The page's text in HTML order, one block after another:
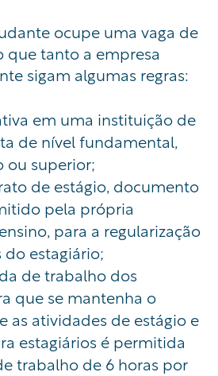
ocupe uma vaga de
que tanto a empresa
sigam algumas regras:
em uma instituição de
de nível fundamental,
ou superior;
de estágio, documento
pela própria
para a regularização
estagiário;
de trabalho dos
que se mantenha o
as atividades de estágio e
estagiários é permitida
trabalho de 6 horas por